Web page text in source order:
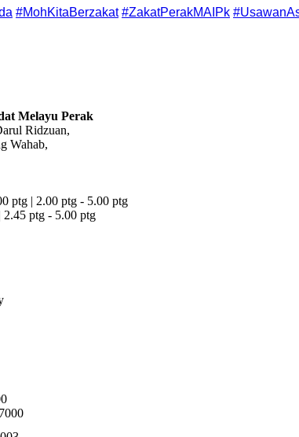
#MohKitaBerzakat #ZakatPerakMAIPk
Melayu Perak
Ridzuan,
Wahab,
ptg | 2.00 ptg - 5.00 ptg
2.45 ptg - 5.00 ptg